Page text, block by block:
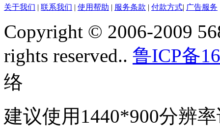
关于我们 | 联系我们 | 使用帮助 | 服务条款 | 付款方式| 广告服务
Copyright © 2006-2009
rights reserved.. 鲁ICP备
络
建议使用1440*900分辨